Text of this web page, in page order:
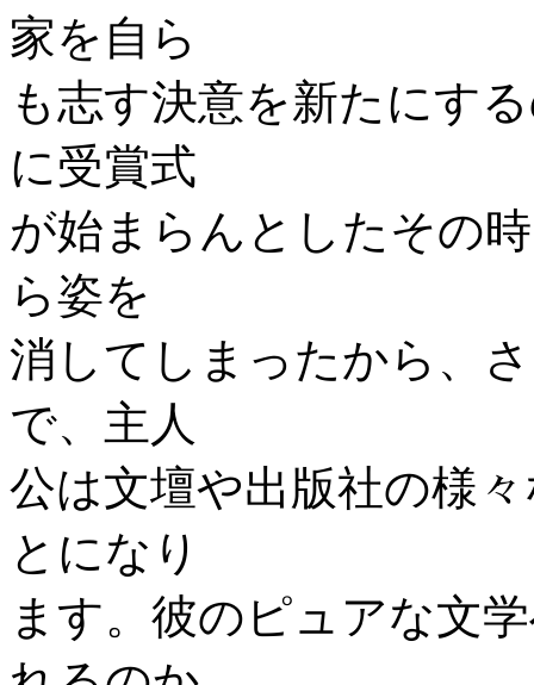
家を自ら
も志す決意を新たにす
に受賞式
が始まらんとしたその
ら姿を
消してしまったから、
で、主人
公は文壇や出版社の様
とになり
ます。彼のピュアな文